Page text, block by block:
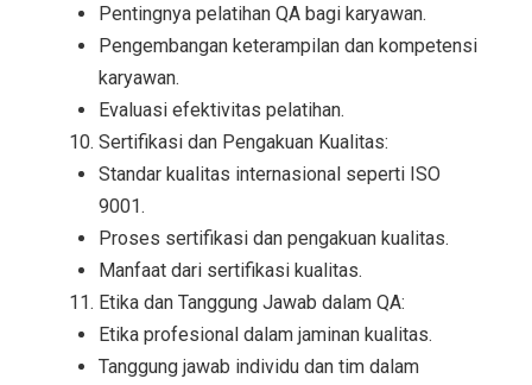
Pentingnya pelatihan QA bagi karyawan.
Pengembangan keterampilan dan kompetensi
karyawan.
Evaluasi efektivitas pelatihan.
Sertifikasi dan Pengakuan Kualitas:
Standar kualitas internasional seperti ISO
9001.
Proses sertifikasi dan pengakuan kualitas.
Manfaat dari sertifikasi kualitas.
Etika dan Tanggung Jawab dalam QA:
Etika profesional dalam jaminan kualitas.
Tanggung jawab individu dan tim dalam